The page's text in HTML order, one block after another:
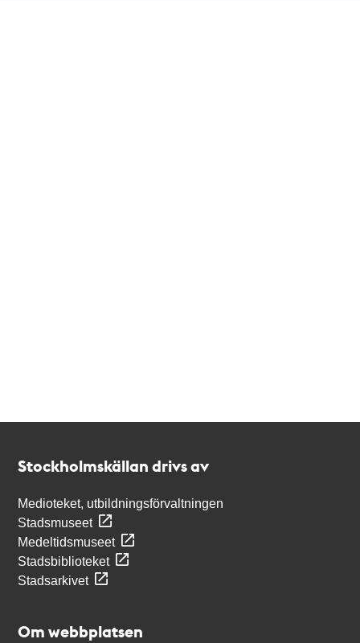
Stockholmskällan drivs av
Medioteket, utbildningsförvaltningen
Stadsmuseet
Medeltidsmuseet
Stadsbiblioteket
Stadsarkivet
Om webbplatsen